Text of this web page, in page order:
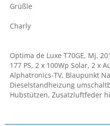
Grüßle
Charly
Optima de Luxe T70GE, Mj.
177 PS, 2 x 100Wp Solar, 2 x
Alphatronics-TV, Blaupunkt
Dieselstandheizung
Hubstützen, Zusatzluftfeder